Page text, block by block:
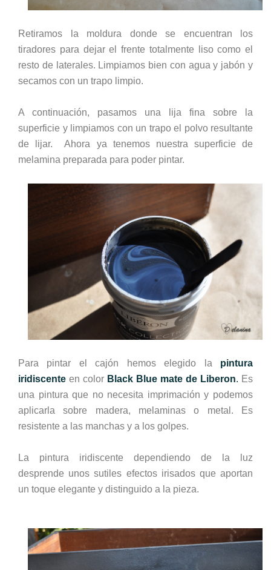
Retiramos la moldura donde se encuentran los
tiradores para dejar el frente totalmente liso como el
resto de laterales. Limpiamos bien con agua y jabón y
secamos con un trapo limpio.
A continuación, pasamos una lija fina sobre la
superficie y limpiamos con un trapo el polvo resultante
de lijar. Ahora ya tenemos nuestra superficie de
melamina preparada para poder pintar.
Para pintar el cajón hemos elegido la pintura
iridiscente en color Black Blue mate de Liberon. Es
una pintura que no necesita imprimación y podemos
aplicarla sobre madera, melaminas o metal. Es
resistente a las manchas y a los golpes.
La pintura iridiscente dependiendo de la luz
desprende unos sutiles efectos irisados que aportan
un toque elegante y distinguido a la pieza.